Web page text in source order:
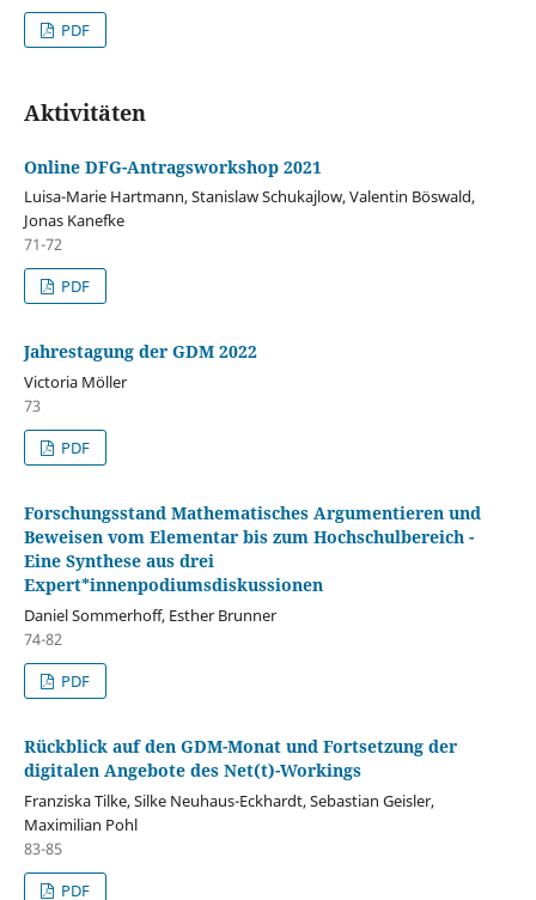
PDF
Aktivitäten
Online DFG-Antragsworkshop 2021
Luisa-Marie Hartmann, Stanislaw Schukajlow, Valentin Böswald,
Jonas Kanefke
71-72
PDF
Jahrestagung der GDM 2022
Victoria Möller
73
PDF
Forschungsstand Mathematisches Argumentieren und
Beweisen vom Elementar bis zum Hochschulbereich -
Eine Synthese aus drei
Expert*innenpodiumsdiskussionen
Daniel Sommerhoff, Esther Brunner
74-82
PDF
Rückblick auf den GDM-Monat und Fortsetzung der
digitalen Angebote des Net(t)-Workings
Franziska Tilke, Silke Neuhaus-Eckhardt, Sebastian Geisler,
Maximilian Pohl
83-85
PDF